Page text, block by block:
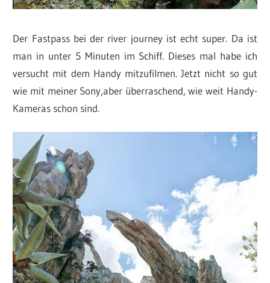
Der Fastpass bei der river journey ist echt super. Da ist
man in unter 5 Minuten im Schiff. Dieses mal habe ich
versucht mit dem Handy mitzufilmen. Jetzt nicht so gut
wie mit meiner Sony,aber überraschend, wie weit Handy-
Kameras schon sind.